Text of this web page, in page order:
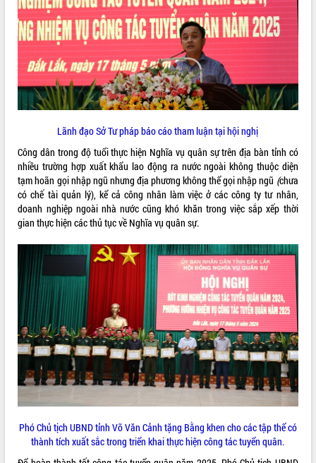
Khởi động Dự án Đầu tư xây dựng hạ
tầng kỹ thuật Cụm công nghiệp Tân
Tiến
Gặp mặt các cơ quan báo chí nhân Kỷ
niệm 101 năm Ngày Báo chí Cách
mạng Việt Nam
Đắk Lắk sơ kết 4 năm triển khai thực
Họp báo thông tin về Hội nghị Công bố
Quy hoạch và Xúc tiến đầu tư tỉnh Đắk
Lắk
Khơi thông điểm nghẽn, đẩy nhanh
giải ngân vốn khắc phục thiên tai
HĐND tỉnh thông qua điều chỉnh Quy
hoạch tỉnh thời kỳ 2021-2030
Hội thảo góp ý hồ sơ điều chỉnh quy
hoạch tỉnh Đắk Lắk thời kỳ 2021-2030,
tầm nhìn đến năm 2050
Nâng cao hiệu quả hoạt động của các
doanh nghiệp nhà nước
Hội nghị triển khai kết nối mạng
truyền số liệu chuyên dùng phục vụ cơ
quan Đảng, Nhà nước
Lễ phát động chuỗi hoạt động chung
tay làm sạch môi trường
mới
UBND tỉnh họp báo định kỳ tháng 4
năm 2026
Lãnh đạo Sở Tư pháp báo cáo tham luận tại hội nghị
Công dân trong độ tuổi thực hiện Nghĩa vụ quân sự trên địa bàn tỉnh có
nhiều trường hợp xuất khẩu lao động ra nước ngoài không thuộc diện
tạm hoãn gọi nhập ngũ nhưng địa phương không thể gọi nhập ngũ (chưa
có chế tài quản lý), kể cả công nhân làm việc ở các công ty tư nhân,
doanh nghiệp ngoài nhà nước cũng khó khăn trong việc sắp xếp thời
gian thực hiện các thủ tục về Nghĩa vụ quân sự.
Phó Chủ tịch UBND tỉnh Võ Văn Cảnh tặng Bằng khen cho các tập thể có
thành tích xuất sắc trong triển khai thực hiện công tác tuyển quân.